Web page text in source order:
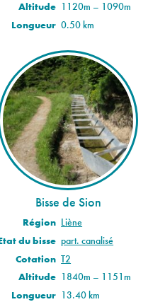
Altitude 1120m – 1090m
Longueur 0.50 km
Bisse de Sion
Région Liène
du bisse part. canalisé
Cotation T2
Altitude 1840m – 1151m
Longueur 13.40 km